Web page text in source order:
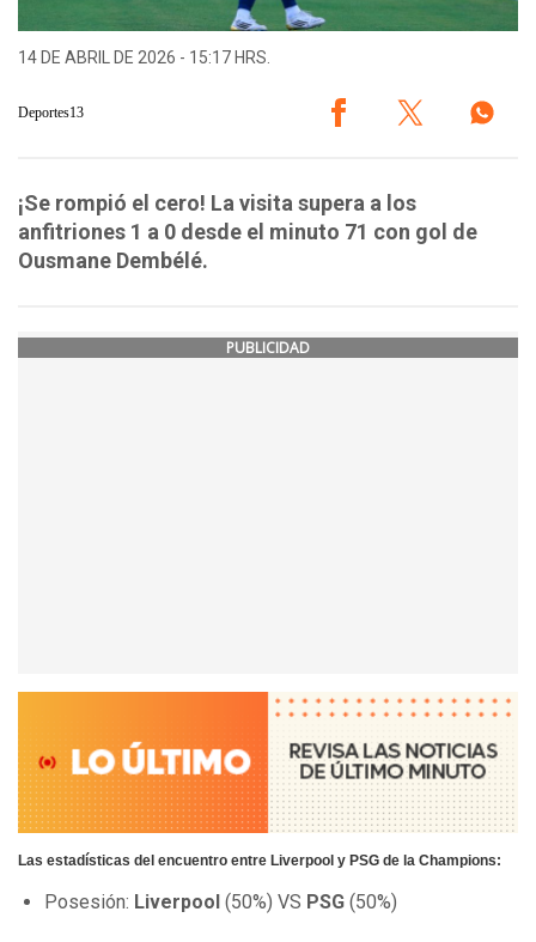
14 DE ABRIL DE 2026 - 15:17 HRS.
Deportes13
¡Se rompió el cero! La visita supera a los
anfitriones 1 a 0 desde el minuto 71 con gol de
Ousmane Dembélé.
PUBLICIDAD
Las estadísticas del encuentro entre Liverpool y PSG de la Champions:
Posesión: Liverpool (50%) VS PSG (50%)